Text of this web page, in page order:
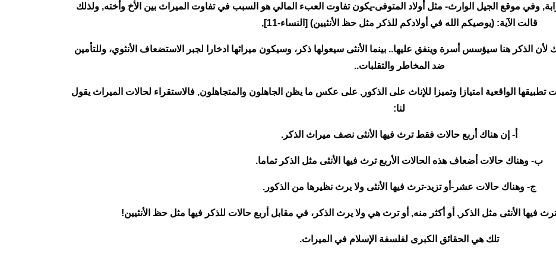
وفي موقع الجيل الوارث- مثل أولاد المتوفى-يكون تفاوت العبء المالي هو السبب في تفاوت الميراث بين الأخ وأخته, ولذلك
قالت الآية: (يوصيكم الله في أولادكم للذكر مثل حظ الأنثيين) [النساء-11],
الذكر هنا سيؤسس أسرة وينفق عليها.. بينما الأنثى سيعولها ذكر، وسيكون ميراثها ادخارا لجبر الاستضعاف الأنثوي، وللتأمين
ضد المخاطر والتقلبات..
الواقعية امتيازا وتميزا للإناث على الذكور, على عكس ما يظن الجاهلون والمتجاهلون, فالاستقراء لحالات الميراث يقول
لنا:
أ- إن هناك أربع حالات فقط ترث فيها الأنثى نصف ميراث الذكر.
ب- وهناك حالات أضعاف هذه الحالات الأربع ترث فيها الأنثى مثل الذكر تماما.
ج- وهناك حالات عشر-أو تزيد-ترث فيها الأنثى ولا يرث نظيرها من الذكور.
فيها الأنثى مثل الذكر, أو أكثر منه, أو ترث هي ولا يرث الذكر، في مقابل أربع حالات للذكر فيها مثل حظ الأنثيين!
تلك هي الحقائق الكبرى لفلسفة الإسلام في الميراث.